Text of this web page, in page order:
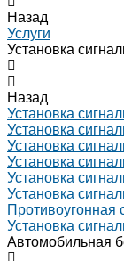
Назад
Услуги
Установка
Назад
Установка
Установка
Установка
Установка
Установка
Установка
Противоугонная
Установка
Автомобильная